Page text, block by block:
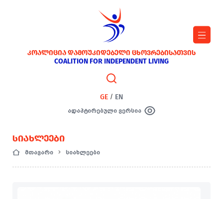
ᲙᲝᲐᲚᲘᲪᲘᲐ ᲓᲐᲛᲝᲣᲙᲘᲓᲔᲑᲔᲚᲘ ᲪᲮᲝᲕᲠᲔᲑᲘᲡᲐᲗᲕᲘᲡ
COALITION FOR INDEPENDENT LIVING
GE / EN
ადაპტირებული ვერსია
ᲡᲘᲐᲮᲚᲔᲔᲑᲘ
მთავარი სიახლეები